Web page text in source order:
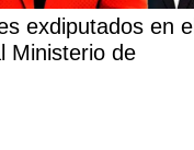
exdiputados en el
Ministerio de